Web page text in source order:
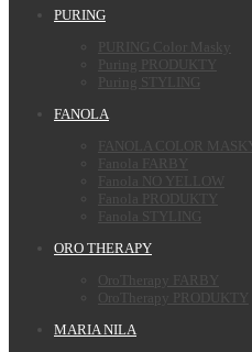
PURING
PURING Color Masky
Puring PRODUKTY
Puring STYLING
FANOLA
FANOLA COLOR MASKY
Fanola FARBY
Fanola NO YELLOW
Fanola PRODUKTY
Fanola STYLING
ORO THERAPY
OroTherapy FARBY
OroTherapy PRODUKTY
MARIA NILA